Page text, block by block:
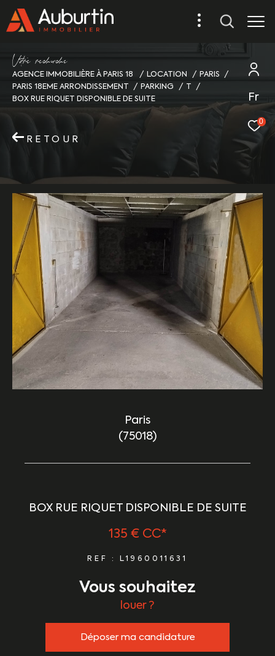
Fr
0
Vore recece
AGENCE IMMOBILIÈRE À PARIS 18 LOCATION
PARIS
PARIS 18EME ARRONDISSEMENT
PARKING
T
BOX RUE RIQUET DISPONIBLE DE SUITE
RETOUR
Paris
(75018)
BOX RUE RIQUET DISPONIBLE DE SUITE
135 € CC*
REF : L1960011631
vous souhaitez
louer ?
Déposer ma candidature